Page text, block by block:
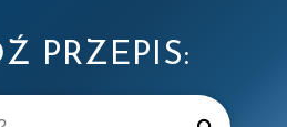
PRZEPIS: